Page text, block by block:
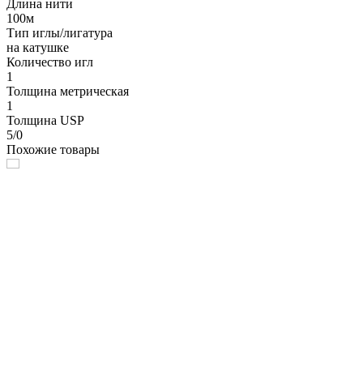
Длина нити
100м
Тип иглы/лигатура
на катушке
Количество игл
1
Толщина метрическая
1
Толщина USP
5/0
Похожие товары